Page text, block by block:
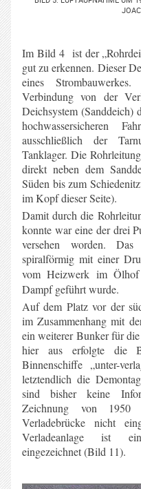
Im Bild 4 ist der
gut zu erkennen. Dieser
eines
Verbindung von der
Deichsystem (Sanddeich)
hochwassersicheren
ausschließlich der
Tanklager. Die
direkt neben dem
Süden bis zum
im Kopf dieser Seite).
Damit durch die
konnte war eine der drei
versehen worden.
spiralförmig mit einer
vom Heizwerk im
Dampf geführt wurde.
Auf dem Platz vor der
im Zusammenhang mit
ein weiterer Bunker für
hier aus erfolgte die
Binnenschiffe „unter-
letztendlich die
sind bisher keine
Zeichnung von
Verladebrücke nicht
Verladeanlage ist
eingezeichnet (Bild 11).